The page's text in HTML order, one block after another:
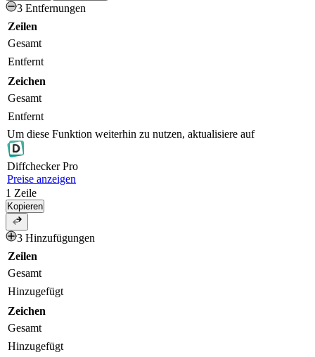
3 Entfernungen
Zeilen
Gesamt
Entfernt
Zeichen
Gesamt
Entfernt
Um diese Funktion weiterhin zu nutzen, aktualisiere auf
DiffcheckerPro
Preise anzeigen
1 Zeile
Kopieren
3 Hinzufügungen
Zeilen
Gesamt
Hinzugefügt
Zeichen
Gesamt
Hinzugefügt